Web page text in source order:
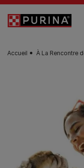
Skip to main content
Accueil À La Rencontre